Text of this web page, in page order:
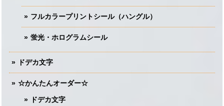
フルカラープリントシール（ハングル）
蛍光・ホログラムシール
ドデカ文字
☆かんたんオーダー☆
ドデカ文字